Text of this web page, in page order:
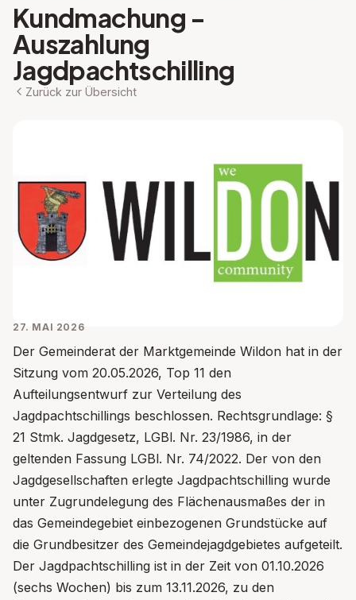
Kundmachung -
Auszahlung
Jagdpachtschilling
Zurück zur Übersicht
27. MAI 2026
Der Gemeinderat der Marktgemeinde Wildon hat in der
Sitzung vom 20.05.2026, Top 11 den
Aufteilungsentwurf zur Verteilung des
Jagdpachtschillings beschlossen. Rechtsgrundlage: §
21 Stmk. Jagdgesetz, LGBl. Nr. 23/1986, in der
geltenden Fassung LGBl. Nr. 74/2022. Der von den
Jagdgesellschaften erlegte Jagdpachtschilling wurde
unter Zugrundelegung des Flächenausmaßes der in
das Gemeindegebiet einbezogenen Grundstücke auf
die Grundbesitzer des Gemeindejagdgebietes aufgeteilt.
Der Jagdpachtschilling ist in der Zeit von 01.10.2026
(sechs Wochen) bis zum 13.11.2026, zu den